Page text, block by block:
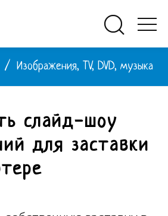
/ Изображения, TV, DVD, музыка
слайд-шоу
для заставки